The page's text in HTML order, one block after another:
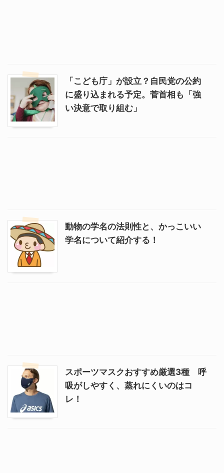
「こども庁」が設立？自民党の公約
に盛り込まれる予定。菅首相も「強
い決意で取り組む」
動物の学名の法則性と、かっこいい
学名について紹介する！
スポーツマスクおすすめ厳選3種 呼
吸がしやすく、蒸れにくいのはコ
レ！